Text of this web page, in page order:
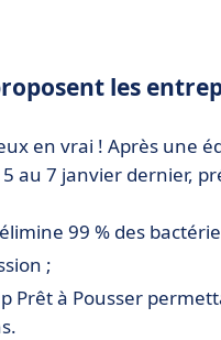
les
en vrai ! Après une
au 7 janvier dernier,
99 % des
;
Prêt à Pousser